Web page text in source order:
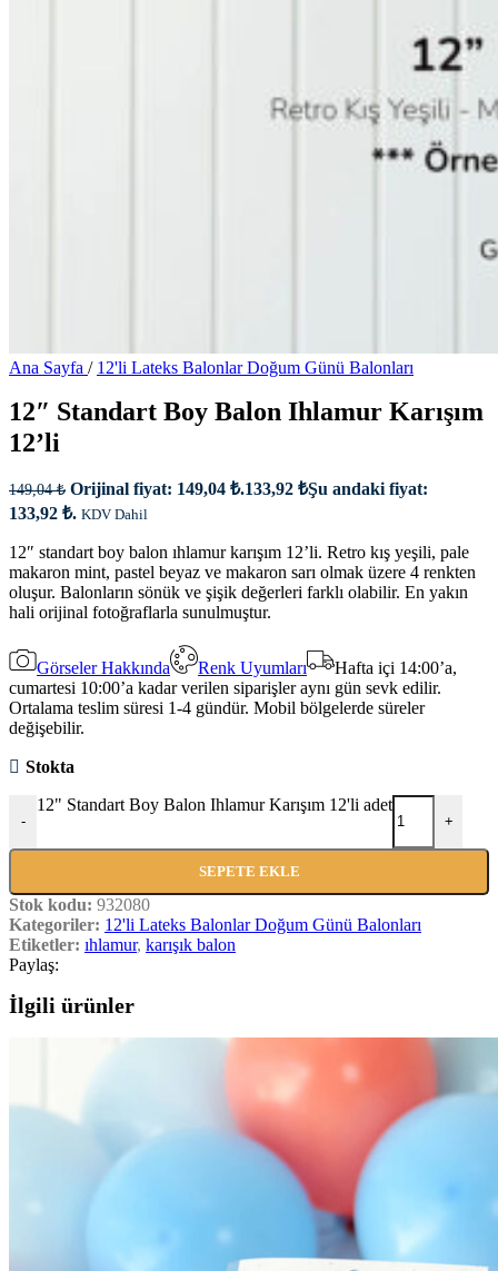
Ana Sayfa / 12'li Lateks Balonlar Doğum Günü Balonları
12″ Standart Boy Balon Ihlamur Karışım
12’li
149,04₺ Orijinal fiyat: 149,04 ₺.133,92 ₺Şu andaki fiyat:
133,92 ₺. KDV Dahil
12″ standart boy balon ıhlamur karışım 12’li. Retro kış yeşili, pale
makaron mint, pastel beyaz ve makaron sarı olmak üzere 4 renkten
oluşur. Balonların sönük ve şişik değerleri farklı olabilir. En yakın
hali orijinal fotoğraflarla sunulmuştur.
Görseler Hakkında Renk Uyumları
Hafta içi 14:00’a,
cumartesi 10:00’a kadar verilen siparişler aynı gün sevk edilir.
Ortalama teslim süresi 1-4 gündür. Mobil bölgelerde süreler
değişebilir.
Stokta
-
12" Standart Boy Balon Ihlamur Karışım 12'li adet
+
SEPETE EKLE
Stok kodu: 932080
Kategoriler: 12'li Lateks Balonlar Doğum Günü Balonları
Etiketler: ıhlamur, karışık balon
Paylaş:
İlgili ürünler